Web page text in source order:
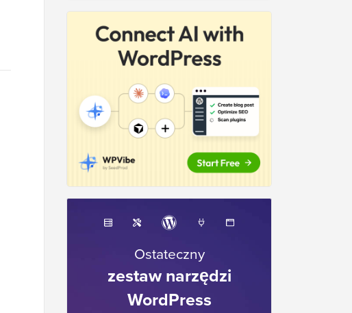
Ostateczny
zestaw narzędzi
WordPress